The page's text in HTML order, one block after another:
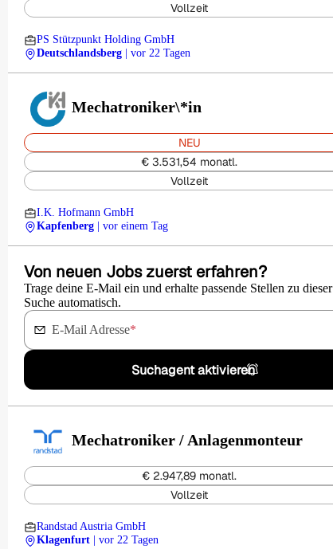
Vollzeit
PS Stützpunkt Holding GmbH
Deutschlandsberg
| vor 22 Tagen
Mechatroniker\*in
NEU
€ 3.531,54 monatl.
Vollzeit
I.K. Hofmann GmbH
Kapfenberg
| vor einem Tag
Von neuen Jobs zuerst erfahren?
Trage deine E-Mail ein und erhalte passende Stellen zu dieser
Suche automatisch.
E-Mail Adresse*
Suchagent aktivieren
Mechatroniker / Anlagenmonteur
€ 2.947,89 monatl.
Vollzeit
Randstad Austria GmbH
Klagenfurt
| vor 22 Tagen